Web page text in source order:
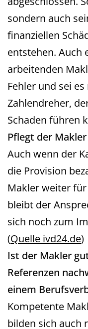
sondern auch
finanziellen
entstehen. Auch
arbeitenden
Fehler und sei
Zahlendreher,
Schaden führen
Pflegt der
Auch wenn der
die Provision
Makler weiter für
bleibt der
sich noch zum
(Quelle ivd24.de)
Ist der Makler
Referenzen
einem
Kompetente
bilden sich auch